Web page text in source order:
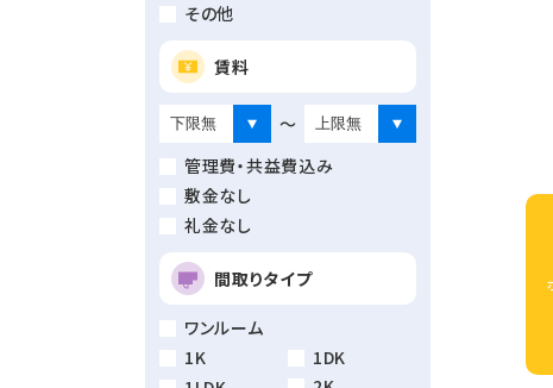
その他
賃料
～
管理費・共益費込み
敷金なし
礼金なし
間取りタイプ
ワンルーム
1K
1DK